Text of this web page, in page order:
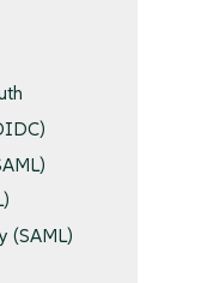
(SAML)